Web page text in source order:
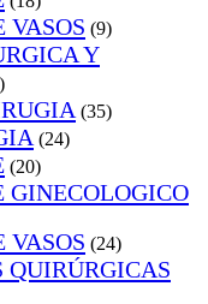
VASOS (9)
Y
(35)
(24)
(20)
GINECOLOGICO
VASOS (24)
QUIRÚRGICAS